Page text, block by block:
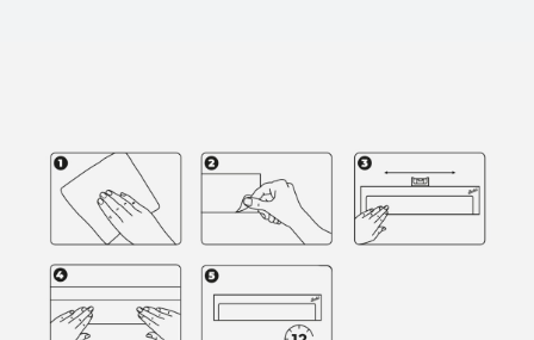
Der Magnet ist so konzipiert, dass er eine maximale Kraft
hat und Messer sicher halten kann. Hinweis. Nicht auf
gestrichenen Wänden /Tapeten anbringen/Wand. Nicht in
der Nähe von direkten Wärmequellen anbringen
1. Die Oberfläche entsprechend entfetten und gründlich
trocknen